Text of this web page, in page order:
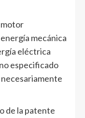
motor
mecánica
eléctrica
especificado
de la patente